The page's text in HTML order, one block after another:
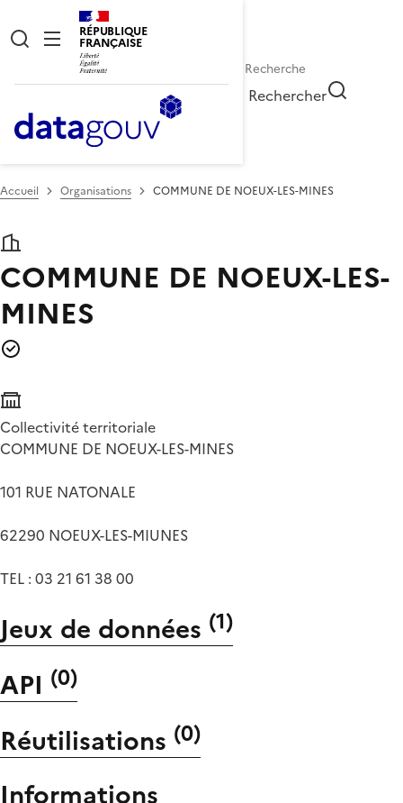
RÉPUBLIQUE
FRANÇAISE
Rechercher
Accueil Organisations COMMUNE DE NOEUX-LES-MINES
COMMUNE DE NOEUX-LES-
MINES
Collectivité territoriale
COMMUNE DE NOEUX-LES-MINES
101 RUE NATONALE
62290 NOEUX-LES-MIUNES
TEL : 03 21 61 38 00
Jeux de données (1)
API (0)
Réutilisations (0)
Informations